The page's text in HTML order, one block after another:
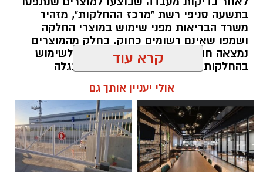
בין דרישות התפקיד:
תואר אקדמי המוכר על ידי המועצה להשכלה
גבוהה.
ניסיון בפיתוח הדרכה ועמידה מול קהל.
ניסיון ויכולת בניהול והובלת צוות.
יכולת לפיתוח והפקת פרויקטים מיוחדים
ואירועי תוכן.
חשיבה עצמאית ורב־תחומית.
יחסי אנוש מצוינים, יוזמה ויצירתיות.
בתשעה סניפי רשת "מרכז ההחלקות", מזהיר
משרד הבריאות מפני שימוש במוצרי החלקה
ושמפו שאינם רשומים כחוק. בחלק מהמוצרים
נמצאה חומצה גליאוקסילית האסורה לשימוש
בהחלקות שיער, ובמוצרים נוספים התגלה
מנהל האתר / 08:34 07.08.26
קרא עוד
אולי יעניין אותך גם